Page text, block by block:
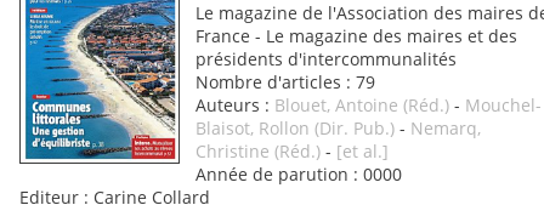
Le magazine de l'Association des maires
France - Le magazine des maires et des
présidents d'intercommunalités
Nombre d'articles : 79
Auteurs : Blouet, Antoine (Réd.) - Mouchel-
Blaisot, Rollon (Dir. Pub.) - Nemarq,
Christine (Réd.) - [et al.]
Année de parution : 0000
Editeur : Carine Collard